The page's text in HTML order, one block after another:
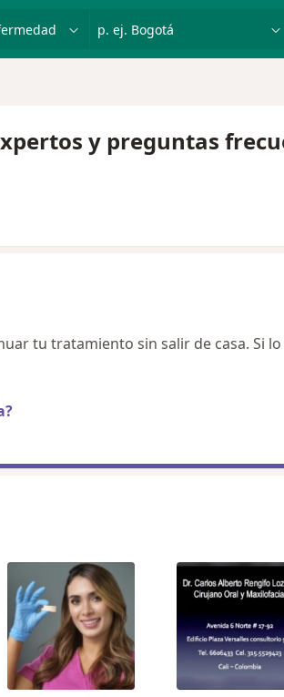
p. ej. Bogotá
y preguntas
tu tratamiento sin salir de casa. Si lo